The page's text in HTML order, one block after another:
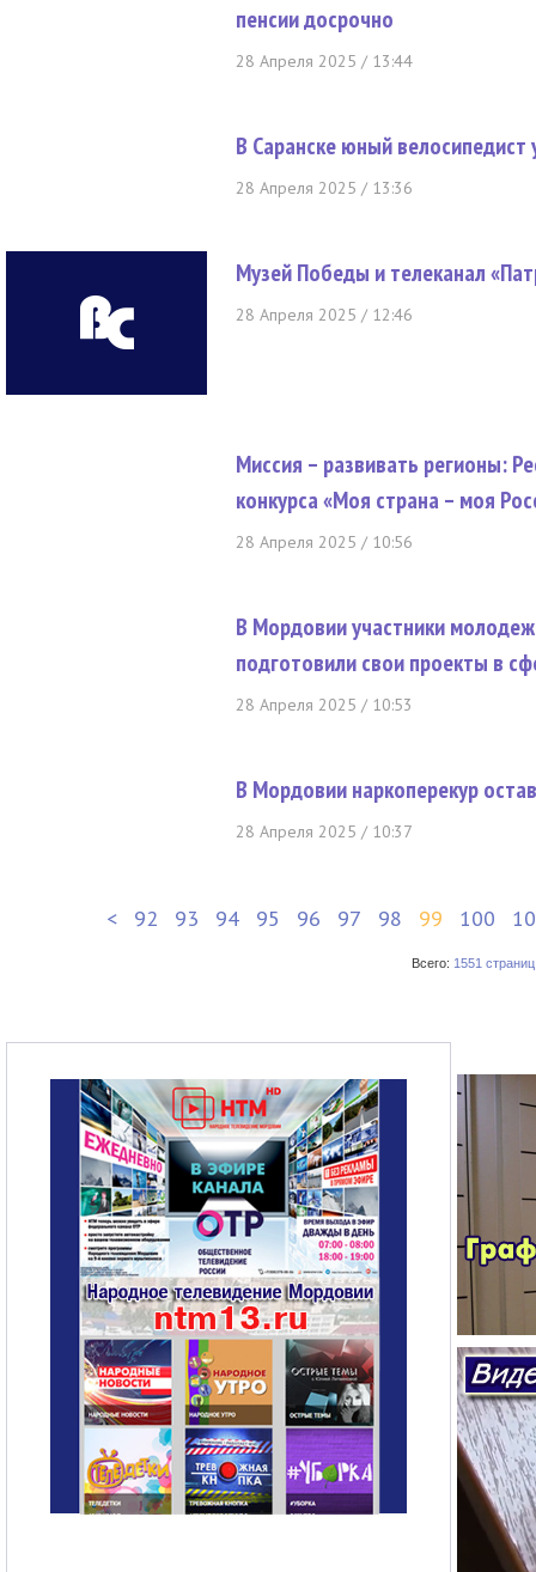
пенсии досрочно
28 Апреля 2025 / 13:44
В Саранске юный
28 Апреля 2025 / 13:36
Музей Победы и телеканал
28 Апреля 2025 / 12:46
Миссия – развивать регионы:
конкурса «Моя страна – моя
28 Апреля 2025 / 10:56
В Мордовии участники
подготовили свои проекты в
28 Апреля 2025 / 10:53
В Мордовии наркоперекур
28 Апреля 2025 / 10:37
< 92 93 94 95 96 97 98 99 100
Всего: 1551 страниц